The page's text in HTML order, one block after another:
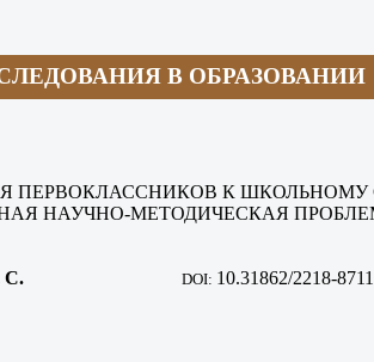
В ОБРАЗОВАНИИ
ПЕРВОКЛАССНИКОВ К ШКОЛЬНОМУ
НАУЧНО-МЕТОДИЧЕСКАЯ
С. DOI: 10.31862/2218-